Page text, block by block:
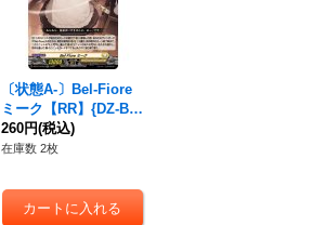
〔状態A-〕Bel-Fiore
ミーク【RR】{DZ-BT
14/034}《ケテルサン
クチュアリ》
260円(税込)
在庫数 2枚